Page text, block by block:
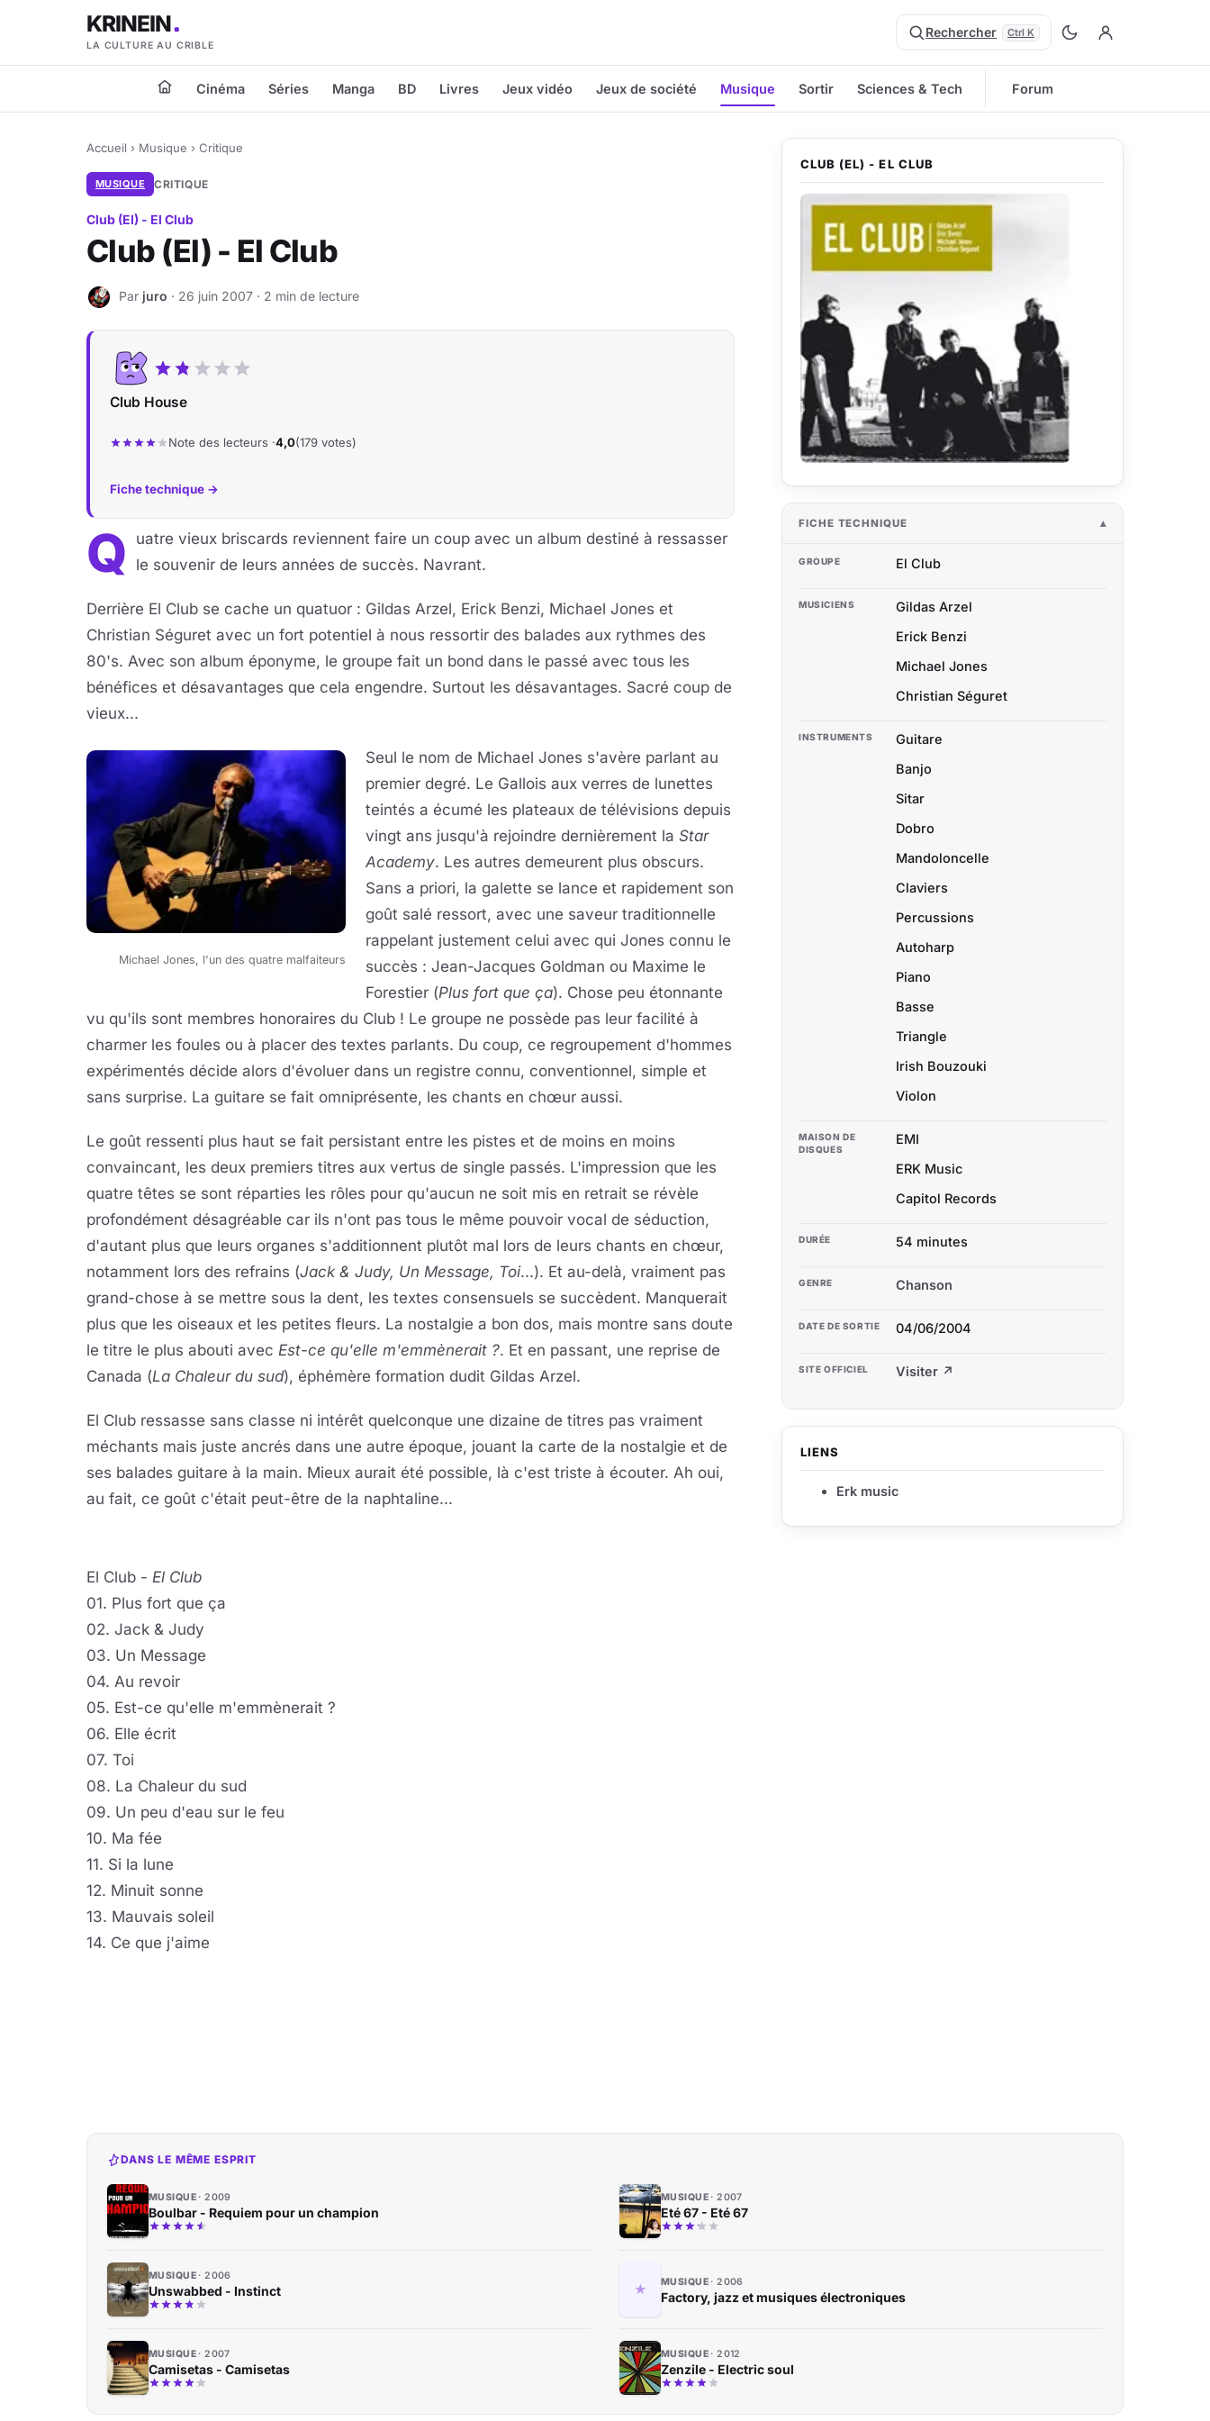
KRINEIN
LA CULTURE AU CRIBLE
Rechercher Ctrl K
Cinéma Séries Manga BD Livres Jeux vidéo Jeux de société Musique Sortir Sciences & Tech Forum
Accueil › Musique › Critique
MUSIQUE CRITIQUE
Club (El) - El Club
Club (El) - El Club
J Par juro · 26 juin 2007 · 2 min de lecture
Club House
Note des lecteurs ·4,0(179 votes)
Fiche technique →
Q
uatre vieux briscards reviennent faire un coup avec un album destiné à ressasser
le souvenir de leurs années de succès. Navrant.
Derrière El Club se cache un quatuor : Gildas Arzel, Erick Benzi, Michael Jones et
Christian Séguret avec un fort potentiel à nous ressortir des balades aux rythmes des
80's. Avec son album éponyme, le groupe fait un bond dans le passé avec tous les
bénéfices et désavantages que cela engendre. Surtout les désavantages. Sacré coup de
vieux...
Michael Jones, l'un des quatre malfaiteurs
Seul le nom de Michael Jones s'avère parlant au
premier degré. Le Gallois aux verres de lunettes
teintés a écumé les plateaux de télévisions depuis
vingt ans jusqu'à rejoindre dernièrement la Star
Academy. Les autres demeurent plus obscurs.
Sans a priori, la galette se lance et rapidement son
goût salé ressort, avec une saveur traditionnelle
rappelant justement celui avec qui Jones connu le
succès : Jean-Jacques Goldman ou Maxime le
Forestier (Plus fort que ça). Chose peu étonnante
vu qu'ils sont membres honoraires du Club ! Le groupe ne possède pas leur facilité à
charmer les foules ou à placer des textes parlants. Du coup, ce regroupement d'hommes
expérimentés décide alors d'évoluer dans un registre connu, conventionnel, simple et
sans surprise. La guitare se fait omniprésente, les chants en chœur aussi.
Le goût ressenti plus haut se fait persistant entre les pistes et de moins en moins
convaincant, les deux premiers titres aux vertus de single passés. L'impression que les
quatre têtes se sont réparties les rôles pour qu'aucun ne soit mis en retrait se révèle
profondément désagréable car ils n'ont pas tous le même pouvoir vocal de séduction,
d'autant plus que leurs organes s'additionnent plutôt mal lors de leurs chants en chœur,
notamment lors des refrains (Jack & Judy, Un Message, Toi...). Et au-delà, vraiment pas
grand-chose à se mettre sous la dent, les textes consensuels se succèdent. Manquerait
plus que les oiseaux et les petites fleurs. La nostalgie a bon dos, mais montre sans doute
le titre le plus abouti avec Est-ce qu'elle m'emmènerait ?. Et en passant, une reprise de
Canada (La Chaleur du sud), éphémère formation dudit Gildas Arzel.
El Club ressasse sans classe ni intérêt quelconque une dizaine de titres pas vraiment
méchants mais juste ancrés dans une autre époque, jouant la carte de la nostalgie et de
ses balades guitare à la main. Mieux aurait été possible, là c'est triste à écouter. Ah oui,
au fait, ce goût c'était peut-être de la naphtaline...
El Club - El Club
01. Plus fort que ça
02. Jack & Judy
03. Un Message
04. Au revoir
05. Est-ce qu'elle m'emmènerait ?
06. Elle écrit
07. Toi
08. La Chaleur du sud
09. Un peu d'eau sur le feu
10. Ma fée
11. Si la lune
12. Minuit sonne
13. Mauvais soleil
14. Ce que j'aime
CLUB (EL) - EL CLUB
FICHE TECHNIQUE
GROUPE El Club
MUSICIENS
Gildas Arzel
Erick Benzi
Michael Jones
Christian Séguret
INSTRUMENTS
Guitare
Banjo
Sitar
Dobro
Mandoloncelle
Claviers
Percussions
Autoharp
Piano
Basse
Triangle
Irish Bouzouki
Violon
MAISON DE
DISQUES
EMI
ERK Music
Capitol Records
DURÉE 54 minutes
GENRE Chanson
DATE DE SORTIE 04/06/2004
SITE OFFICIEL Visiter ↗
LIENS
Erk music
DANS LE MÊME ESPRIT
MUSIQUE 2009
Boulbar - Requiem pour un champion
MUSIQUE 2007
Eté 67 - Eté 67
MUSIQUE 2006
Unswabbed - Instinct
MUSIQUE 2006
Factory, jazz et musiques électroniques
MUSIQUE 2007
Camisetas - Camisetas
MUSIQUE 2012
Zenzile - Electric soul